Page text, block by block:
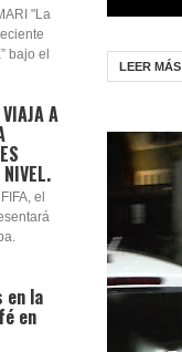
LEER MÁS
"La
bajo el
A
el
en la
en